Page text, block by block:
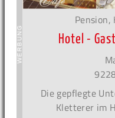
Hotel -
Die gepflegte
Kletterer im